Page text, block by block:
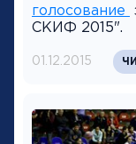
голосование
СКИФ 2015".
01.12.2015